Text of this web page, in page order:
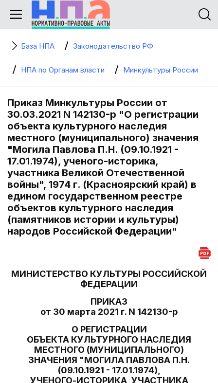
База НПА Законодательство РФ
НПА по Органам власти Минкультуры России
Приказ Минкультуры России от
30.03.2021 N 142130-р "О регистрации
объекта культурного наследия
местного (муниципального) значения
"Могила Павлова П.Н. (09.10.1921 -
17.01.1974), ученого-историка,
участника Великой Отечественной
войны", 1974 г. (Красноярский край) в
едином государственном реестре
объектов культурного наследия
(памятников истории и культуры)
народов Российской Федерации"
МИНИСТЕРСТВО КУЛЬТУРЫ РОССИЙСКОЙ
ФЕДЕРАЦИИ
ПРИКАЗ
от 30 марта 2021 г. N 142130-р
О РЕГИСТРАЦИИ
ОБЪЕКТА КУЛЬТУРНОГО НАСЛЕДИЯ
МЕСТНОГО (МУНИЦИПАЛЬНОГО)
ЗНАЧЕНИЯ "МОГИЛА ПАВЛОВА П.Н.
(09.10.1921 - 17.01.1974),
УЧЕНОГО-ИСТОРИКА, УЧАСТНИКА